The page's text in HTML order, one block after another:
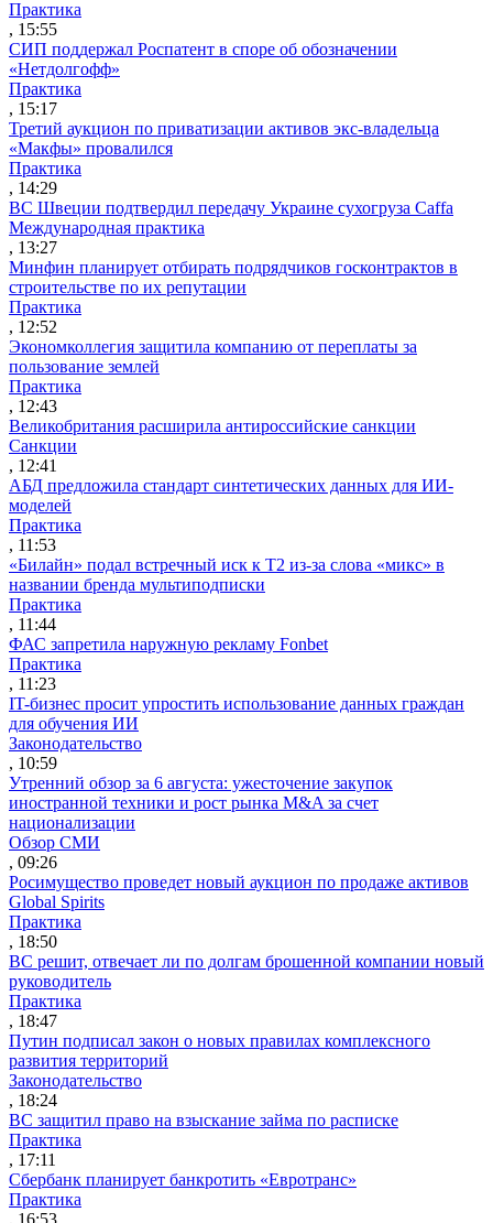
Практика
, 15:55
СИП поддержал Роспатент в споре об обозначении
«Нетдолгофф»
Практика
, 15:17
Третий аукцион по приватизации активов экс-владельца
«Макфы» провалился
Практика
, 14:29
ВС Швеции подтвердил передачу Украине сухогруза Caffa
Международная практика
, 13:27
Минфин планирует отбирать подрядчиков госконтрактов в
строительстве по их репутации
Практика
, 12:52
Экономколлегия защитила компанию от переплаты за
пользование землей
Практика
, 12:43
Великобритания расширила антироссийские санкции
Санкции
, 12:41
АБД предложила стандарт синтетических данных для ИИ-
моделей
Практика
, 11:53
«Билайн» подал встречный иск к Т2 из-за слова «микс» в
названии бренда мультиподписки
Практика
, 11:44
ФАС запретила наружную рекламу Fonbet
Практика
, 11:23
IT-бизнес просит упростить использование данных граждан
для обучения ИИ
Законодательство
, 10:59
Утренний обзор за 6 августа: ужесточение закупок
иностранной техники и рост рынка M&A за счет
национализации
Обзор СМИ
, 09:26
Росимущество проведет новый аукцион по продаже активов
Global Spirits
Практика
, 18:50
ВС решит, отвечает ли по долгам брошенной компании новый
руководитель
Практика
, 18:47
Путин подписал закон о новых правилах комплексного
развития территорий
Законодательство
, 18:24
ВС защитил право на взыскание займа по расписке
Практика
, 17:11
Сбербанк планирует банкротить «Евротранс»
Практика
, 16:53